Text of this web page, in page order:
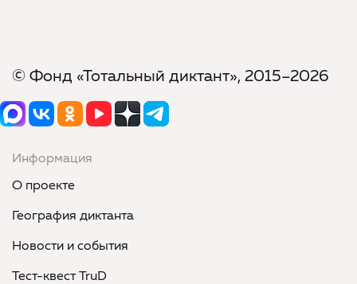
© Фонд «Тотальный диктант», 2015–2026
Информация
О проекте
География диктанта
Новости и события
Тест-квест TruD